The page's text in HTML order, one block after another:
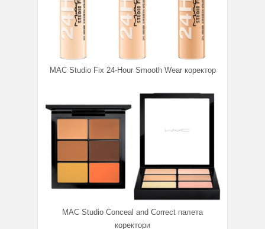
MAC Studio Fix 24-Hour Smooth Wear коректор
MAC Studio Conceal and Correct палета
коректори